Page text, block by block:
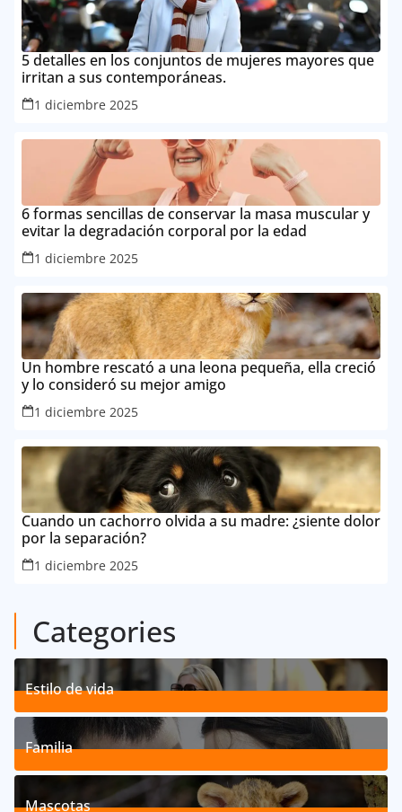
5 detalles en los conjuntos de mujeres mayores que
irritan a sus contemporáneas.
1 diciembre 2025
6 formas sencillas de conservar la masa muscular y
evitar la degradación corporal por la edad
1 diciembre 2025
Un hombre rescató a una leona pequeña, ella creció
y lo consideró su mejor amigo
1 diciembre 2025
Cuando un cachorro olvida a su madre: ¿siente dolor
por la separación?
1 diciembre 2025
Categories
Estilo de vida
192Posts
Familia
527Posts
Mascotas